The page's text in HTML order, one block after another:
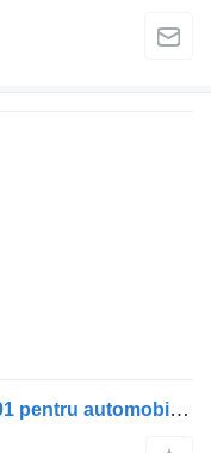
Rezervor de combustibil 1.9 TD 701 pentru automobil Volkswagen TRANSPORTER IV Minibus / passenger (70XB, 70XC, 7DB, 7DW, 7DK)